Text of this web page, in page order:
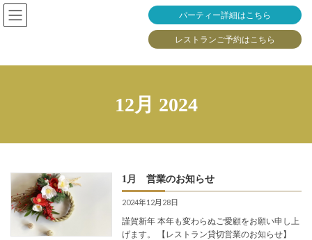
Skip
to
the
Skip
to
the
パーティー詳細はこちら
レストランご予約はこちら
12月 2024
1月 営業のお知らせ
2024年12月28日
謹賀新年 本年も変わらぬご愛顧をお願い申し上
げます。 【レストラン貸切営業のお知らせ】